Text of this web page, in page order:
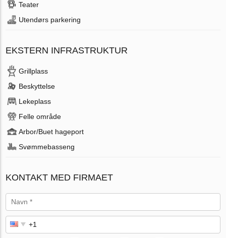
Teater
Utendørs parkering
EKSTERN INFRASTRUKTUR
Grillplass
Beskyttelse
Lekeplass
Felle område
Arbor/Buet hageport
Svømmebasseng
KONTAKT MED FIRMAET